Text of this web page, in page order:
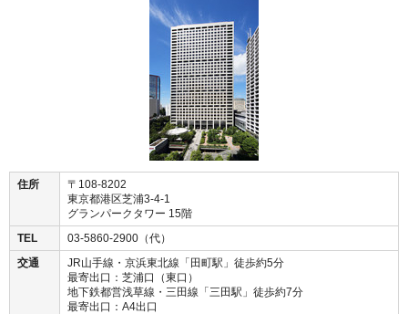
住所
〒108-8202
東京都港区芝浦3-4-1
グランパークタワー 15階
TEL
03-5860-2900（代）
交通
JR山手線・京浜東北線「田町駅」徒歩約5分
最寄出口：芝浦口（東口）
地下鉄都営浅草線・三田線「三田駅」徒歩約7分
最寄出口：A4出口